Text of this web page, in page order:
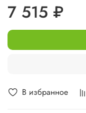
В избранное
7 515 ₽